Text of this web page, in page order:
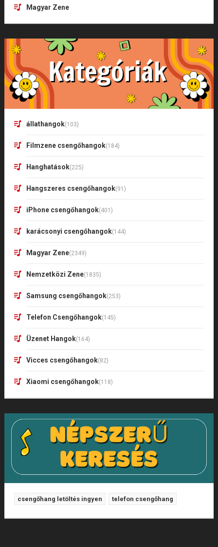
Magyar Zene
állathangok(103)
Filmzene csengőhangok(184)
Hanghatások(225)
Hangszeres csengőhangok(91)
iPhone csengőhangok(401)
karácsonyi csengőhangok(144)
Magyar Zene(2349)
Nemzetközi Zene(1835)
Samsung csengőhangok(253)
Telefon Csengőhangok(145)
Üzenet Hangok(164)
Vicces csengőhangok(82)
Xiaomi csengőhangok(118)
csengőhang letöltés ingyen telefon csengőhang